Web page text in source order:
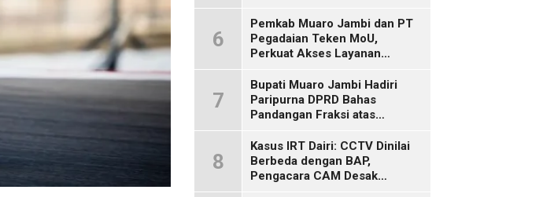
6
Pemkab Muaro Jambi dan PT
Pegadaian Teken MoU,
Perkuat Akses Layanan
7
Bupati Muaro Jambi Hadiri
Paripurna DPRD Bahas
Pandangan Fraksi atas
Pertanggungjawaban APBD
2025
8
Kasus IRT Dairi: CCTV Dinilai
Berbeda dengan BAP,
Pengacara CAM Desak